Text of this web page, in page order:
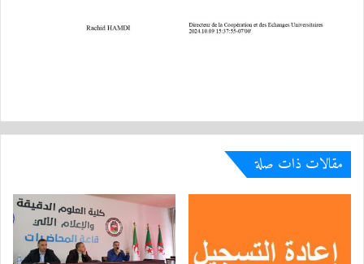
مقالات ذات صلة